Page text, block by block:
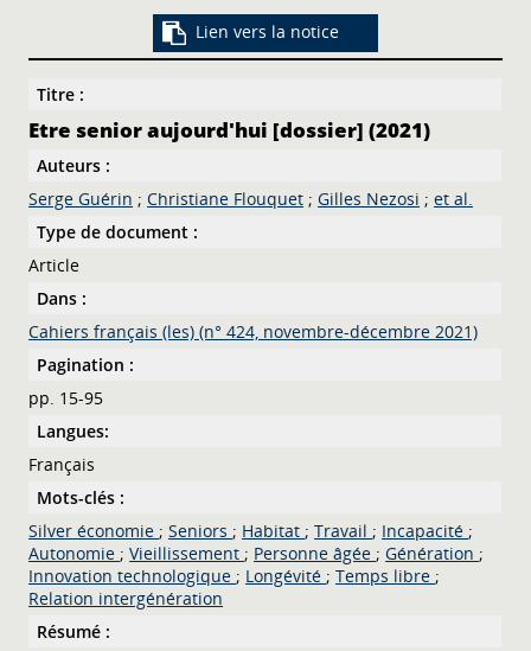
Lien vers la notice
Titre :
Etre senior aujourd'hui [dossier] (2021)
Auteurs :
Serge Guérin ;Christiane Flouquet ;Gilles Nezosi ;et al.
Type de document :
Article
Dans :
Cahiers français (les) (n° 424, novembre-décembre 2021)
Pagination :
pp. 15-95
Langues:
Français
Mots-clés :
Silver économie ; Seniors ; Habitat ; Travail ; Incapacité ;
Autonomie ; Vieillissement ; Personne âgée ; Génération ;
Innovation technologique ; Longévité ; Temps libre ;
Relation intergénération
Résumé :